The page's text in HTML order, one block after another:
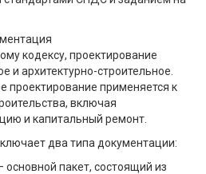
кодексу, проектирование
и архитектурно-строительное.
проектирование применяется к
включая
и капитальный ремонт.
два типа документации:
пакет, состоящий из